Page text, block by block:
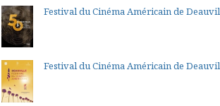
Festival du Cinéma Américain de
Festival du Cinéma Américain de